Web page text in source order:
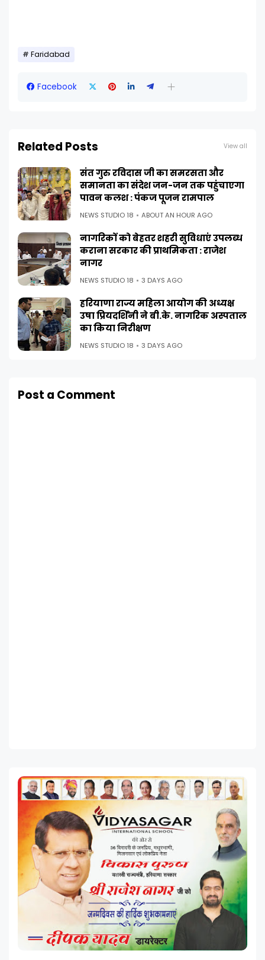
Faridabad
Facebook
Related Posts View all
संत गुरु रविदास जी का समरसता और
समानता का संदेश जन-जन तक पहुंचाएगा
पावन कलश : पंकज पूजन रामपाल
NEWS STUDIO 18 ABOUT AN HOUR AGO
नागरिकों को बेहतर शहरी सुविधाएं उपलब्ध
कराना सरकार की प्राथमिकता : राजेश
नागर
NEWS STUDIO 18 3 DAYS AGO
हरियाणा राज्य महिला आयोग की अध्यक्ष
उषा प्रियदर्शिनी ने बी.के. नागरिक अस्पताल
का किया निरीक्षण
NEWS STUDIO 18 3 DAYS AGO
Post a Comment